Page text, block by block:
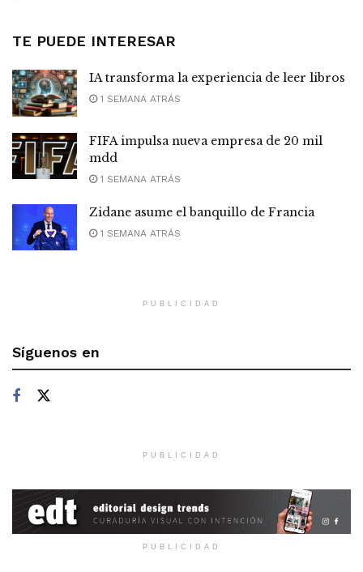
TE PUEDE INTERESAR
IA transforma la experiencia de leer libros
1 SEMANA ATRÁS
FIFA impulsa nueva empresa de 20 mil
mdd
1 SEMANA ATRÁS
Zidane asume el banquillo de Francia
1 SEMANA ATRÁS
PUBLICIDAD
Síguenos en
PUBLICIDAD
PUBLICIDAD